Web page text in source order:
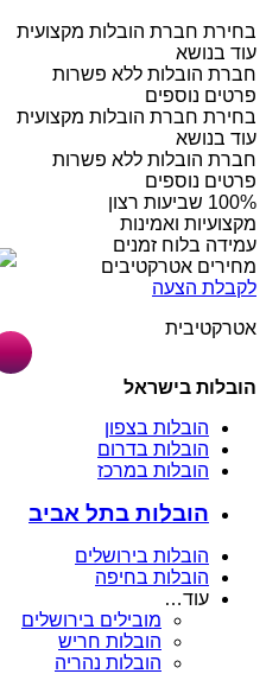
בחירת חברת הובלות מקצועית
עוד בנושא
חברת הובלות ללא פשרות
פרטים נוספים
בחירת חברת הובלות מקצועית
עוד בנושא
חברת הובלות ללא פשרות
פרטים נוספים
מקצועיות ואמינות
עמידה בלוח זמנים
מחירים אטרקטיבים
לקבלת הצעה
אטרקטיבית
הובלות בישראל
הובלות בצפון
הובלות בדרום
הובלות במרכז
הובלות בתל אביב
הובלות בירושלים
הובלות בחיפה
עוד…
מובילים בירושלים
הובלות חריש
הובלות נהריה